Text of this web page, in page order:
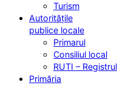
Turism
Autoritățile
publice locale
Primarul
Consiliul local
RUTI –
Primăria